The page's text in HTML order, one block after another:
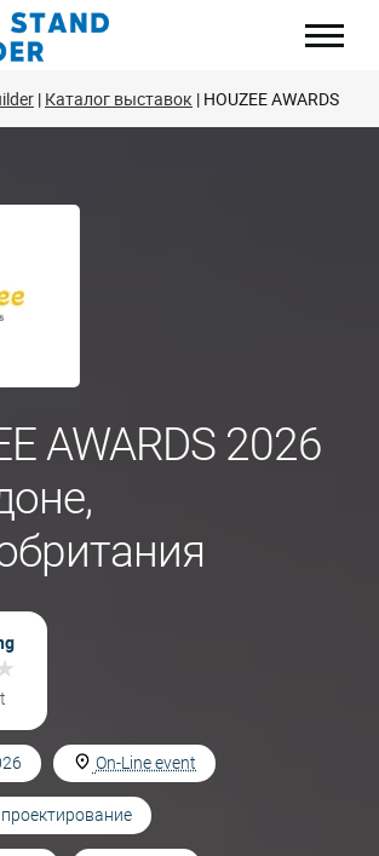
Каталог выставок HOUZEE AWARDS
AWARDS 2026
On-Line event